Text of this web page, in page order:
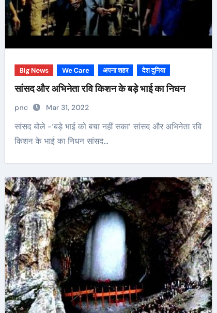
Big News We Care अपना शहर देश दुनिया
सांसद और अभिनेता रवि किशन के बड़े भाई का निधन
pnc Mar 31, 2022
सांसद बोले -‘बड़े भाई को बचा नहीं सका’ सांसद और अभिनेता रवि
किशन के भाई का निधन सांसद…